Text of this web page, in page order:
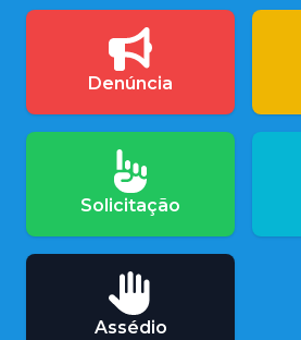
Denúncia
Solicitação
Assédio